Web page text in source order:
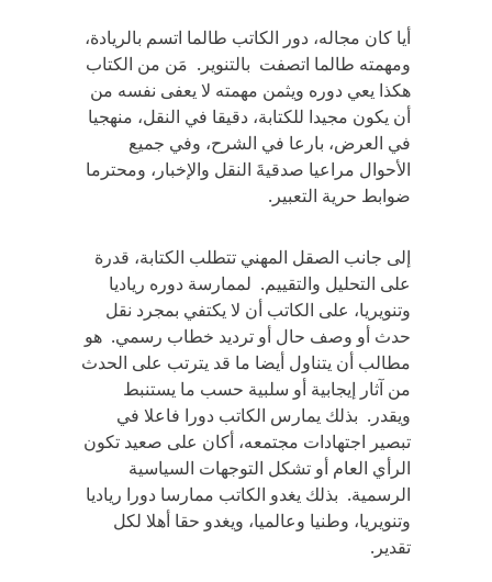
أيا كان مجاله، دور الكاتب طالما اتسم بالريادة،
ومهمته طالما اتصفت بالتنوير. مَن من الكتاب
هكذا يعي دوره ويثمن مهمته لا يعفى نفسه من
أن يكون مجيدا للكتابة، دقيقا في النقل، منهجيا
في العرض، بارعا في الشرح، وفي جميع
الأحوال مراعيا صدقيةَ النقل والإخبار، ومحترما
ضوابط حرية التعبير.
إلى جانب الصقل المهني تتطلب الكتابة، قدرة
على التحليل والتقييم. لممارسة دوره رياديا
وتنويريا، على الكاتب أن لا يكتفي بمجرد نقل
حدث أو وصف حال أو ترديد خطاب رسمي. هو
مطالب أن يتناول أيضا ما قد يترتب على الحدث
من آثار إيجابية أو سلبية حسب ما يستنبط
ويقدر. بذلك يمارس الكاتب دورا فاعلا في
تبصير اجتهادات مجتمعه، أكان على صعيد تكون
الرأي العام أو تشكل التوجهات السياسية
الرسمية. بذلك يغدو الكاتب ممارسا دورا رياديا
وتنويريا، وطنيا وعالميا، ويغدو حقا أهلا لكل
تقدير.